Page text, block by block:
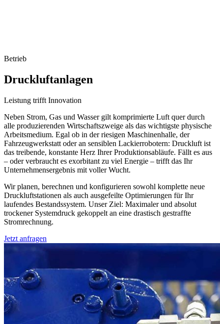
Betrieb
Druckluftanlagen
Leistung trifft Innovation
Neben Strom, Gas und Wasser gilt komprimierte Luft quer durch
alle produzierenden Wirtschaftszweige als das wichtigste physische
Arbeitsmedium. Egal ob in der riesigen Maschinenhalle, der
Fahrzeugwerkstatt oder an sensiblen Lackierrobotern: Druckluft ist
das treibende, konstante Herz Ihrer Produktionsabläufe. Fällt es aus
– oder verbraucht es exorbitant zu viel Energie – trifft das Ihr
Unternehmensergebnis mit voller Wucht.
Wir planen, berechnen und konfigurieren sowohl komplette neue
Druckluftstationen als auch ausgefeilte Optimierungen für Ihr
laufendes Bestandssystem. Unser Ziel: Maximaler und absolut
trockener Systemdruck gekoppelt an eine drastisch gestraffte
Stromrechnung.
Jetzt anfragen